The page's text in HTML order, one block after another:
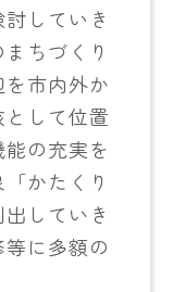
していき
ちづくり
市内外か
して位置
の充実を
かたくり
していき
に多額の